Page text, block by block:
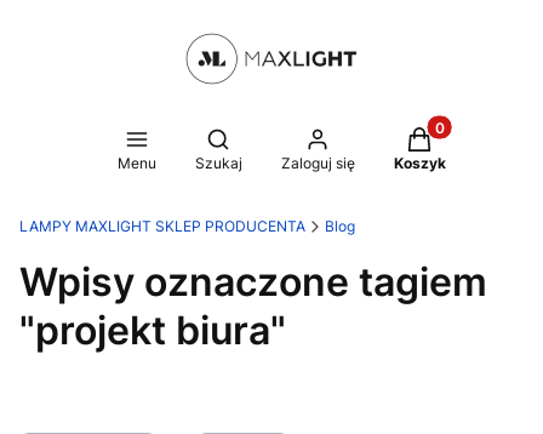
Menu
Otwórz wyszukiwarkę
Szukaj Zaloguj się
Produkty w
Koszyk
LAMPY MAXLIGHT SKLEP PRODUCENTA Blog
Wpisy oznaczone tagiem
"projekt biura"